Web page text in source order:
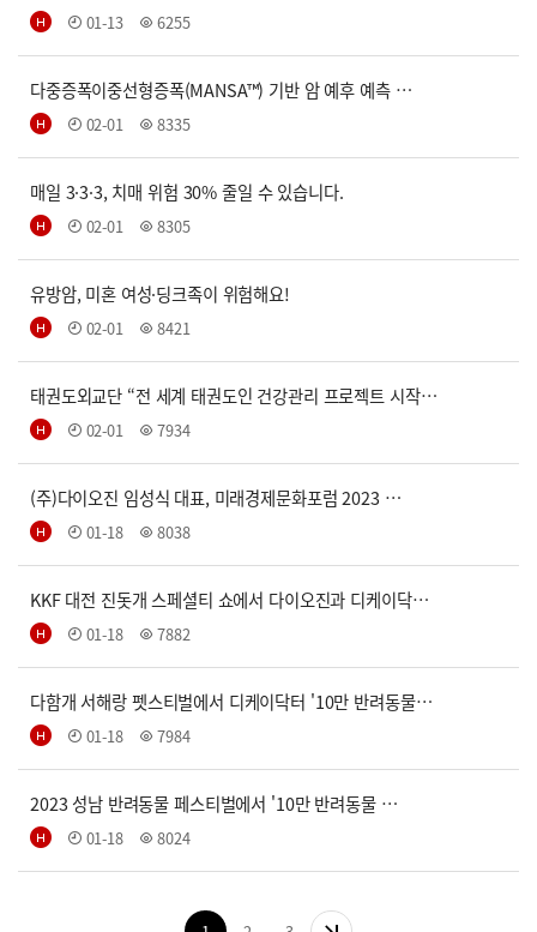
01-13 6255
다중증폭이중선형증폭(MANSA™) 기반 암 예후 예측 …
02-01 8335
매일 3·3·3, 치매 위험 30% 줄일 수 있습니다.
02-01 8305
유방암, 미혼 여성·딩크족이 위험해요!
02-01 8421
태권도외교단 “전 세계 태권도인 건강관리 프로젝트 시작…
02-01 7934
(주)다이오진 임성식 대표, 미래경제문화포럼 2023 …
01-18 8038
KKF 대전 진돗개 스페셜티 쇼에서 다이오진과 디케이닥…
01-18 7882
다함개 서해랑 펫스티벌에서 디케이닥터 '10만 반려동물…
01-18 7984
2023 성남 반려동물 페스티벌에서 '10만 반려동물 …
01-18 8024